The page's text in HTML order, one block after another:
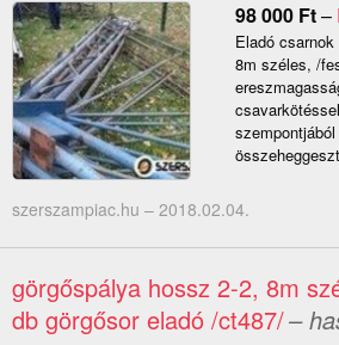
98 000 Ft–
Eladó
8m széles, /
szerszampiac.hu – 2018.02.04.
görgőspálya hossz 2-2, 8m
db görgősor eladó /ct487/–